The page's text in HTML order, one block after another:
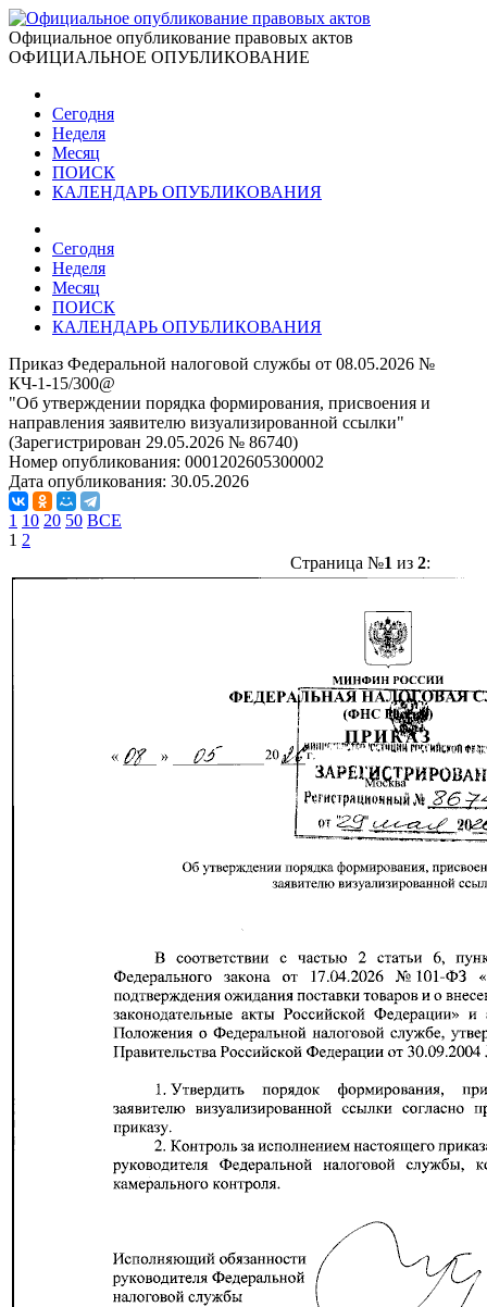
Официальное опубликование правовых актов
ОФИЦИАЛЬНОЕ ОПУБЛИКОВАНИЕ
Сегодня
Неделя
Месяц
ПОИСК
КАЛЕНДАРЬ ОПУБЛИКОВАНИЯ
Сегодня
Неделя
Месяц
ПОИСК
КАЛЕНДАРЬ ОПУБЛИКОВАНИЯ
Приказ Федеральной налоговой службы от 08.05.2026 №
КЧ-1-15/300@
"Об утверждении порядка формирования, присвоения и
направления заявителю визуализированной ссылки"
(Зарегистрирован 29.05.2026 № 86740)
Номер опубликования: 0001202605300002
Дата опубликования: 30.05.2026
1 10 20 50 ВСЕ
1 2
Страница №1 из 2: